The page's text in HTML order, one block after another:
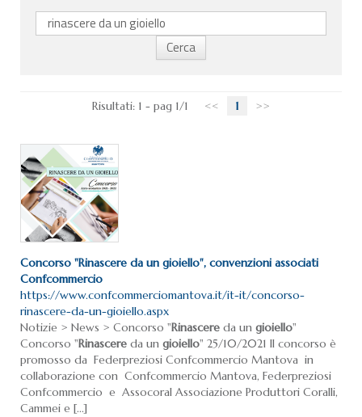
PERCHÉ ASSOCIARSI?
DOVE SIAMO
Risultati: 1 - pag 1/1 << 1 >>
Concorso "Rinascere da un gioiello", convenzioni associati
Confcommercio
https://www.confcommerciomantova.it/it-it/concorso-
rinascere-da-un-gioiello.aspx
Notizie > News > Concorso "Rinascere da un gioiello"
Concorso "Rinascere da un gioiello" 25/10/2021 Il concorso è
promosso da Federpreziosi Confcommercio Mantova in
collaborazione con Confcommercio Mantova, Federpreziosi
Confcommercio e Assocoral Associazione Produttori Coralli,
Cammei e [...]